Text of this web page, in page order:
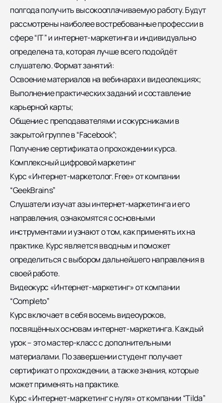
полгода получить высокооплачиваемую работу. Будут
рассмотрены наиболее востребованные профессии в
сфере “IT” и интернет-маркетинга и индивидуально
определена та, которая лучше всего подойдёт
слушателю. Формат занятий:
Освоение материалов на вебинарах и видеолекциях;
Выполнение практических заданий и составление
карьерной карты;
Общение с преподавателями и сокурсниками в
закрытой группе в “Facebook”;
Получение сертификата о прохождении курса.
Комплексный цифровой маркетинг
Курс «Интернет-маркетолог. Free» от компании
“GeekBrains”
Слушатели изучат азы интернет-маркетинга и его
направления, ознакомятся с основными
инструментами и узнают о том, как применять их на
практике. Курс является вводным и поможет
определиться с выбором дальнейшего направления в
своей работе.
Видеокурс «Интернет-маркетинг» от компании
“Completo”
Курс включает в себя восемь видеоуроков,
посвящённых основам интернет-маркетинга. Каждый
урок – это мастер-класс с дополнительными
материалами. По завершении студент получает
сертификат о прохождении, а также знания, которые
может применять на практике.
Курс «Интернет-маркетинг с нуля» от компании “Tilda”